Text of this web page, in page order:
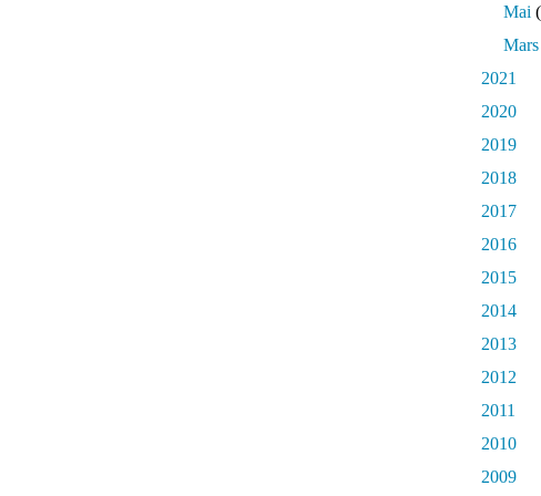
Mai
Mars
2021
2020
2019
2018
2017
2016
2015
2014
2013
2012
2011
2010
2009